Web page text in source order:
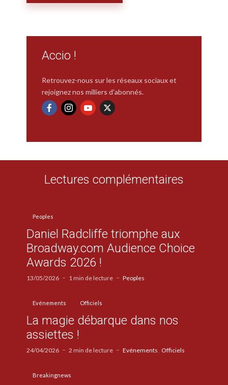
Accio !
Retrouvez-nous sur les réseaux sociaux et
rejoignez nos milliers d'abonnés.
Lectures complémentaires
Peoples
Daniel Radcliffe triomphe aux
Broadway.com Audience Choice
Awards 2026 !
13/05/2026 1 min de lecture Peoples
Evénements Officiels
La magie débarque dans nos
assiettes !
24/04/2026 2 min de lecture Evénements Officiels
Breakingnews